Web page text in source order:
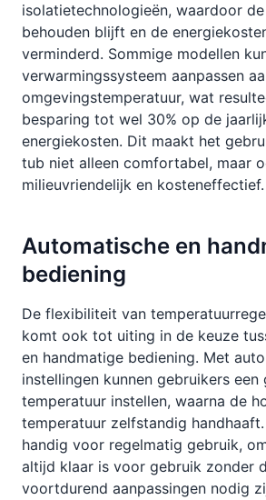
isolatietechnologieën, waardoor
behouden blijft en de
verminderd. Sommige modellen
verwarmingssysteem aanpassen
omgevingstemperatuur, wat
besparing tot wel 30% op de
energiekosten. Dit maakt het
tub niet alleen comfortabel, maar
milieuvriendelijk en kosteneffectief.
Automatische en
bediening
De flexibiliteit van
komt ook tot uiting in de keuze
en handmatige bediening. Met
instellingen kunnen gebruikers een
temperatuur instellen, waarna de
temperatuur zelfstandig
handig voor regelmatig gebruik,
altijd klaar is voor gebruik zonder
voortdurend aanpassingen nodig